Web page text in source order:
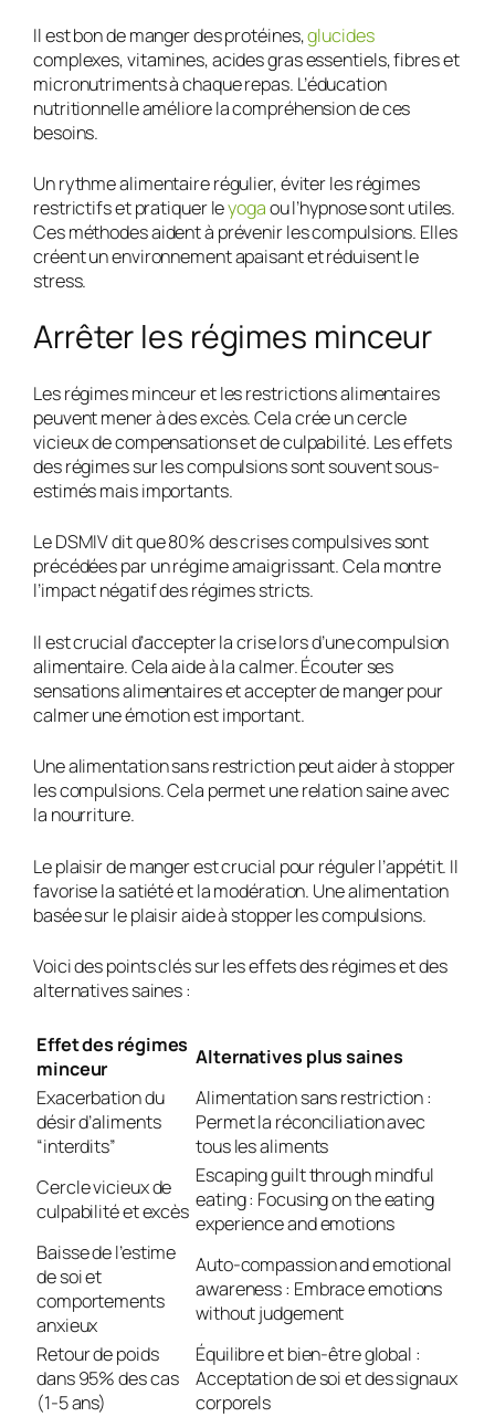
Il est bon de manger des protéines,glucides
complexes, vitamines, acides gras essentiels, fibres et
micronutriments à chaque repas. L’éducation
nutritionnelleaméliore la compréhension de ces
besoins.
Un rythme alimentaire régulier, éviter les régimes
restrictifs et pratiquer leyogaou l’hypnose sont utiles.
Ces méthodes aident à prévenir les compulsions. Elles
créent un environnement apaisant et réduisent le
stress.
Arrêter les régimes minceur
Les régimes minceur et les restrictions alimentaires
peuvent mener à des excès. Cela crée un cercle
vicieux de compensations et de culpabilité. Les effets
des régimes sur les compulsions sont souvent sous-
estimés mais importants.
Le DSMIV dit que 80% des crises compulsives sont
précédées par un régime amaigrissant. Cela montre
l’impact négatif des régimes stricts.
Il est crucial d’accepter la crise lors d’une compulsion
alimentaire. Cela aide à la calmer. Écouter ses
sensations alimentaires et accepter de manger pour
calmer une émotion est important.
Une alimentation sans restriction peut aider à stopper
les compulsions. Cela permet une relation saine avec
la nourriture.
Le plaisir de manger est crucial pour réguler l’appétit. Il
favorise la satiété et la modération. Une alimentation
basée sur le plaisir aide à stopper les compulsions.
Voici des points clés sur les effets des régimes et des
alternatives saines :
Effet des régimes
minceur
Alternatives plus saines
Exacerbation du
désir d’aliments
“interdits”
Alimentation sans restriction:
Permet la réconciliation avec
tous les aliments
Cercle vicieux de
culpabilité et excès
Escaping guilt through mindful
eating: Focusing on the eating
experience and emotions
Baisse de l’estime
de soi et
comportements
anxieux
Auto-compassion and emotional
awareness: Embrace emotions
without judgement
Retour de poids
dans 95% des cas
(1-5 ans)
Équilibre et bien-être global :
Acceptation de soi et des signaux
corporels